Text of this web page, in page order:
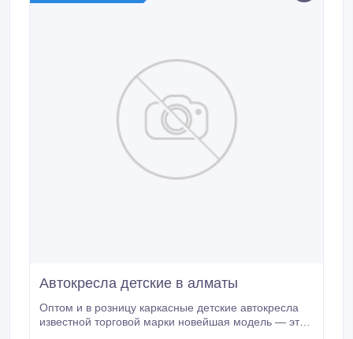
Автокресла детские в алматы
Оптом и в розницу каркасные детские автокресла
известной торговой марки новейшая модель — это